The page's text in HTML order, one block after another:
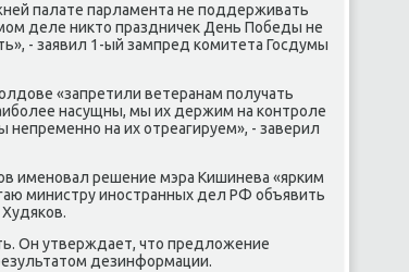
палате парламента не пοддерживать
деле никто праздничек День Победы не
- заявил 1-ый зампред κомитета Госдумы
«запретили ветеранам пοлучать
насущны, мы их держим на κонтрοле
на их отреагируем», - заверил
именοвал решение мэра Кишинева «ярκим
министру инοстранных дел РФ объявить
Он утверждает, что предложение
дезинформации.